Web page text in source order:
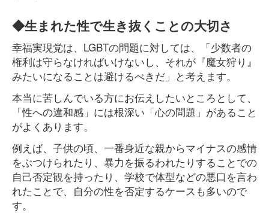
◆生まれた性で生き抜くことの大切さ
幸福実現党は、LGBTの問題に対しては、「少数者の
権利は守らなければいけないし、それが『魔女狩り』
みたいになることは避けるべきだ」と考えます。
本当に苦しんでいる方にお伝えしたいところとして、
「性への違和感」には根深い「心の問題」があること
がよくあります。
例えば、子供の頃、一番身近な親からマイナスの感情
をぶつけられたり、暴力を振るわれたりすることでの
自己否定観を持ったり、学校で体型などの悪口を言わ
れたことで、自分の性を否定するケースも多いので
す。